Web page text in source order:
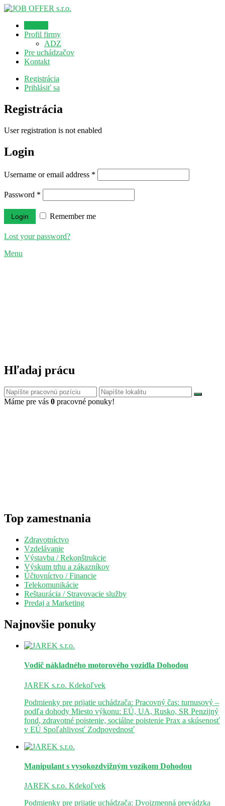
Profil firmy
ADZ
Pre uchádzačov
Kontakt
Registrácia
Prihlásiť sa
Registrácia
User registration is not enabled
Login
Username or email address *
Password *
Remember me
Lost your password?
Menu
Hľadaj prácu
Máme pre vás 0 pracovné ponuky!
Top zamestnania
Zdravotníctvo
Vzdelávanie
Výstavba / Rekonštrukcie
Výskum trhu a zákazníkov
Účtovníctvo / Financie
Telekomunikácie
Reštaurácia / Stravovacie služby
Predaj a Marketing
Najnovšie ponuky
Vodič nákladného motorového vozidla Dohodou
JAREK s.r.o. Kdekoľvek
Podmienky pre prijatie uchádzača: Pracovný čas: turnusový –
podľa dohody Miesto výkonu: EÚ, UA, Rusko, SR Penzijný
fond, zdravotné poistenie, sociálne poistenie Prax a skúsenosť
v EÚ Spoľahlivosť Zodpovednosť
Manipulant s vysokozdvižným vozíkom Dohodou
JAREK s.r.o. Kdekoľvek
Podmienky pre prijatie uchádzača: Dvojzmenná prevádzka